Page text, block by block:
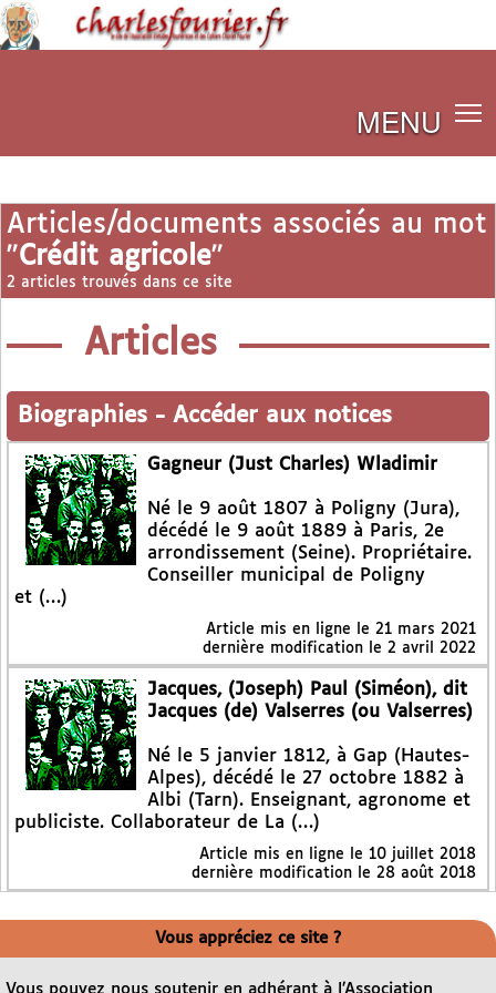
MENU
Articles/documents associés au mot
"Crédit agricole"
2 articles trouvés dans ce site
Articles
Biographies - Accéder aux notices
Gagneur (Just Charles) Wladimir
Né le 9 août 1807 à Poligny (Jura),
décédé le 9 août 1889 à Paris, 2e
arrondissement (Seine). Propriétaire.
Conseiller municipal de Poligny
et (…)
Article mis en ligne le 21 mars 2021
dernière modification le 2 avril 2022
Jacques, (Joseph) Paul (Siméon), dit
Jacques (de) Valserres (ou Valserres)
Né le 5 janvier 1812, à Gap (Hautes-
Alpes), décédé le 27 octobre 1882 à
Albi (Tarn). Enseignant, agronome et
publiciste. Collaborateur de La (…)
Article mis en ligne le 10 juillet 2018
dernière modification le 28 août 2018
Vous appréciez ce site ?
Vous pouvez nous soutenir en adhérant à l’Association